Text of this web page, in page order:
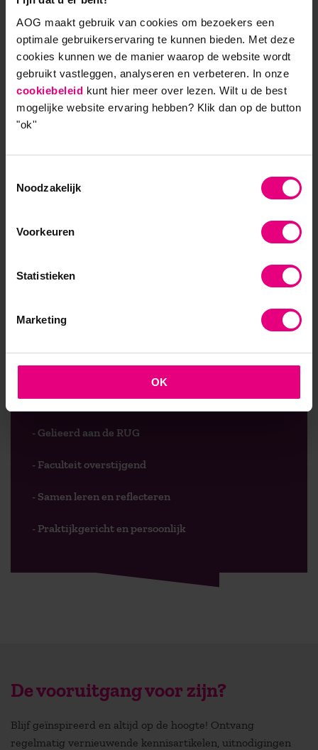
AOG maakt gebruik van cookies om bezoekers een
optimale gebruikerservaring te kunnen bieden. Met deze
cookies kunnen we de manier waarop de website wordt
gebruikt vastleggen, analyseren en verbeteren. In onze
cookiebeleid kunt hier meer over lezen. Wilt u de best
mogelijke website ervaring hebben? Klik dan op de button
"ok''
Noodzakelijk
Voorkeuren
Statistieken
Marketing
OK
een opgave aan de slag te
gaan?
Met de leergang Samenwerken aan Complexe
Opgaven (voorheen Strategisch
Programmamanagement) ontwikkel je een bredere
visie op hoe je een organisatie-overschrijdende
gelijkwaardigheid.
AOG School Of Management
- Opleider sinds 1988
- Gelieerd aan de RUG
- Faculteit overstijgend
- Samen leren en reflecteren
- Praktijkgericht en persoonlijk
De vooruitgang voor zijn?
Blijf geïnspireerd en altijd op de hoogte! Ontvang
regelmatig vernieuwende kennisartikelen, uitnodigingen